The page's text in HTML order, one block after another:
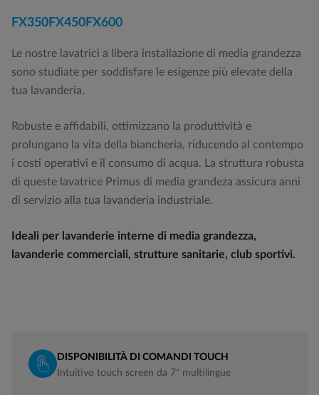
FX350 FX450 FX600
Le nostre lavatrici a libera installazione di media grandezza
sono studiate per soddisfare le esigenze più elevate della
tua lavanderia.
Robuste e affidabili, ottimizzano la produttività e
prolungano la vita della biancheria, riducendo al contempo
i costi operativi e il consumo di acqua. La struttura robusta
di queste lavatrice Primus di media grandeza assicura anni
di servizio alla tua lavanderia industriale.
Ideali per lavanderie interne di media grandezza,
lavanderie commerciali, strutture sanitarie, club sportivi.
DISPONIBILITÀ DI COMANDI TOUCH
Intuitivo touch screen da 7" multilingue